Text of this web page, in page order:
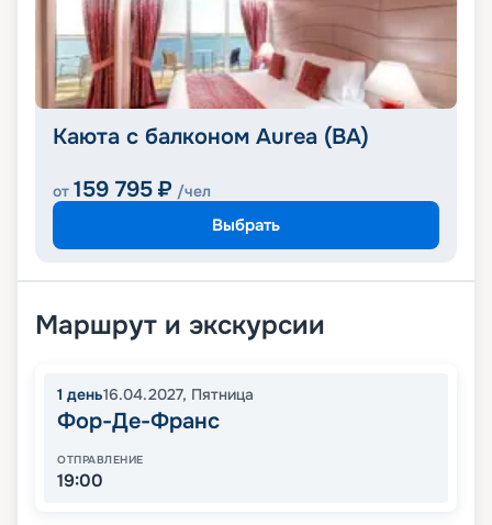
Каюта с балконом Aurea (BA)
от 159 795 ₽ /чел
Выбрать
Маршрут и экскурсии
1 день16.04.2027, Пятница
Фор-Де-Франс
ОТПРАВЛЕНИЕ
19:00